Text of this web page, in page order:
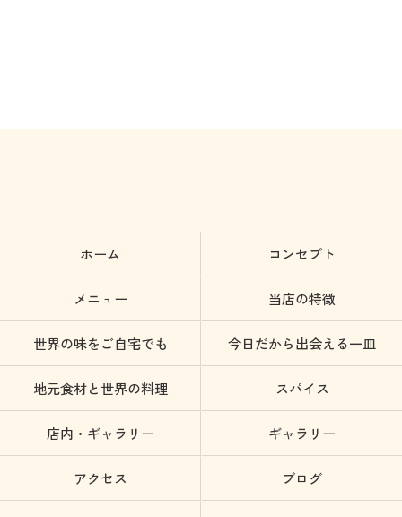
ホーム コンセプト
メニュー 当店の特徴
世界の味をご自宅でも 今日だから出会える一皿
地元食材と世界の料理 スパイス
店内・ギャラリー ギャラリー
アクセス ブログ